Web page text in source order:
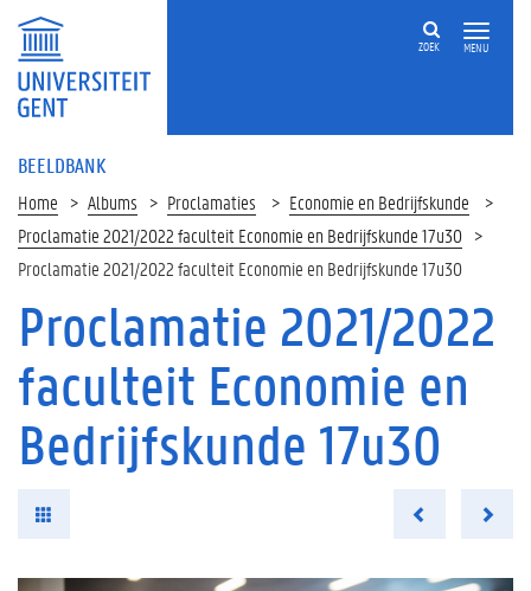
MENU
ZOEK
BEELDBANK
Home Albums Proclamaties
Economie en Bedrijfskunde
Proclamatie 2021/2022 faculteit Economie en Bedrijfskunde 17u30
Proclamatie 2021/2022 faculteit Economie en Bedrijfskunde 17u30
Proclamatie 2021/2022
faculteit Economie en
Bedrijfskunde 17u30